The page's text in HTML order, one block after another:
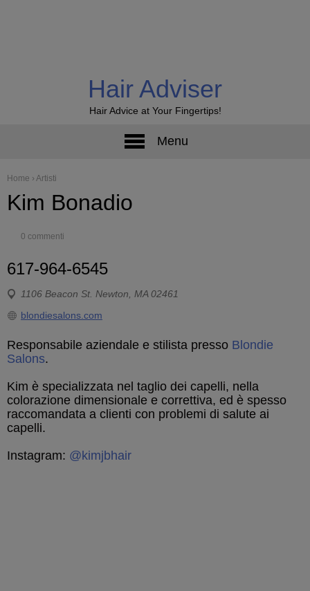
Hair Adviser
Hair Advice at Your Fingertips!
Menu
Home › Artisti
Kim Bonadio
0 commenti
617-964-6545
1106 Beacon St. Newton, MA 02461
blondiesalons.com
Responsabile aziendale e stilista presso Blondie
Salons.
Kim è specializzata nel taglio dei capelli, nella
colorazione dimensionale e correttiva, ed è spesso
raccomandata a clienti con problemi di salute ai
capelli.
Instagram: @kimjbhair